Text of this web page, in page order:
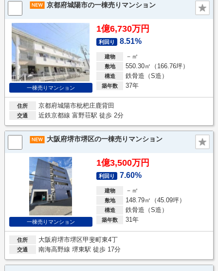
京都府城陽市の一棟売りマンション
一棟売りマンション
1億6,730万円
利回り 8.51%
建物 －㎡
敷地 550.30㎡（166.76坪）
構造 鉄骨造（S造）
築年数 37年
住所 京都府城陽市枇杷庄鹿背田
交通 近鉄京都線 富野荘駅 徒歩 2分
大阪府堺市堺区の一棟売りマンション
一棟売りマンション
1億3,500万円
利回り 7.60%
建物 －㎡
敷地 148.79㎡（45.09坪）
構造 鉄骨造（S造）
築年数 31年
住所 大阪府堺市堺区甲斐町東4丁
交通 南海高野線 堺東駅 徒歩 17分